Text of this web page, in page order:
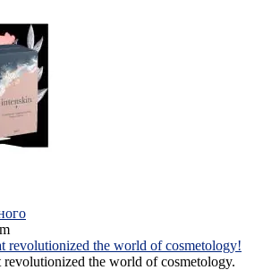
revolutionized the world of cosmetology!
revolutionized the world of cosmetology.